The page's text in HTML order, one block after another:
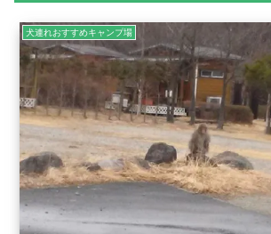
犬連れおすすめキャンプ場